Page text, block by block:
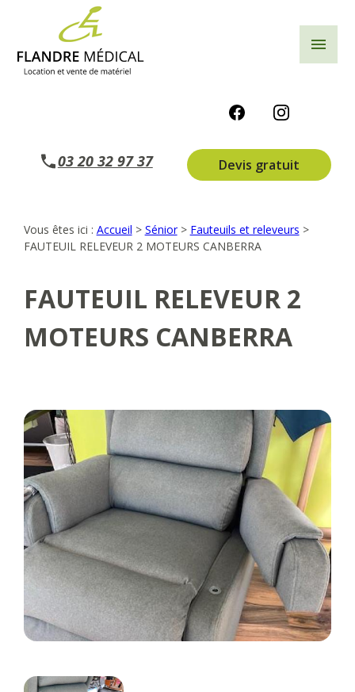
menu
03 20 32 97 37 Devis gratuit
Vous êtes ici : Accueil > Sénior> Fauteuils et releveurs >
FAUTEUIL RELEVEUR 2 MOTEURS CANBERRA
FAUTEUIL RELEVEUR 2
MOTEURS CANBERRA
Panneau de gestion des cookies